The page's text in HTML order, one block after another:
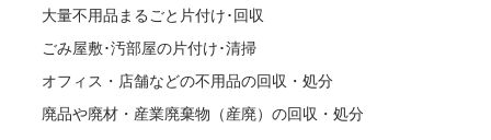
大量不用品まるごと片付け･回収
ごみ屋敷･汚部屋の片付け･清掃
オフィス・店舗などの不用品の回収・処分
廃品や廃材・産業廃棄物（産廃）の回収・処分